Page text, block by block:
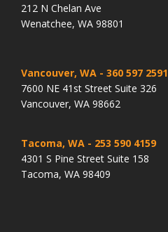
212 N Chelan Ave
Wenatchee, WA 98801
Vancouver, WA - 360 597 2591
7600 NE 41st Street Suite 326
Vancouver, WA 98662
Tacoma, WA - 253 590 4159
4301 S Pine Street Suite 158
Tacoma, WA 98409